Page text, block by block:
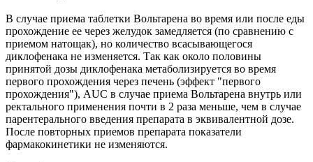
В случае приема таблетки Вольтарена во время или после еды
прохождение ее через желудок замедляется (по сравнению с
приемом натощак), но количество всасывающегося
диклофенака не изменяется. Так как около половины
принятой дозы диклофенака метаболизируется во время
первого прохождения через печень (эффект "первого
прохождения"), AUC в случае приема Вольтарена внутрь или
ректального применения почти в 2 раза меньше, чем в случае
парентерального введения препарата в эквивалентной дозе.
После повторных приемов препарата показатели
фармакокинетики не изменяются.